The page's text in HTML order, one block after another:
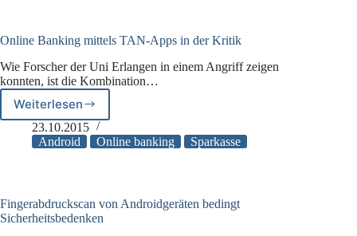
Authentifizierung
Online Banking mittels TAN-Apps in der Kritik
Wie Forscher der Uni Erlangen in einem Angriff zeigen
konnten, ist die Kombination…
Weiterlesen
Online
Banking
mittels
der
Kritik
23.10.2015
Android
Online banking Sparkasse
Fingerabdruckscan von Androidgeräten bedingt
Sicherheitsbedenken